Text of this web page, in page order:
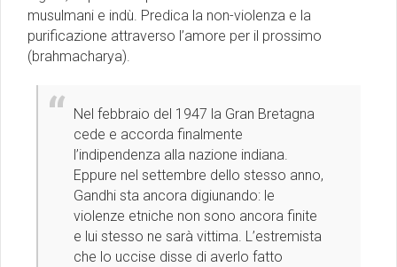
musulmani e indù. Predica la non-violenza e la
purificazione attraverso l’amore per il prossimo
(brahmacharya).
Nel febbraio del 1947 la Gran Bretagna
cede e accorda finalmente
l’indipendenza alla nazione indiana.
Eppure nel settembre dello stesso anno,
Gandhi sta ancora digiunando: le
violenze etniche non sono ancora finite
e lui stesso ne sarà vittima. L’estremista
che lo uccise disse di averlo fatto